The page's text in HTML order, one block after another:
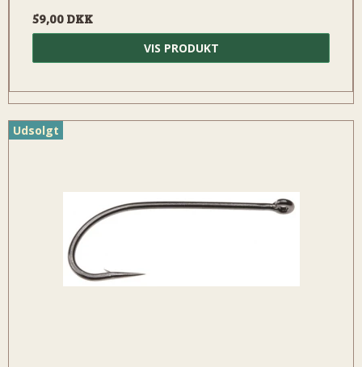
59,00 DKK
VIS PRODUKT
Udsolgt